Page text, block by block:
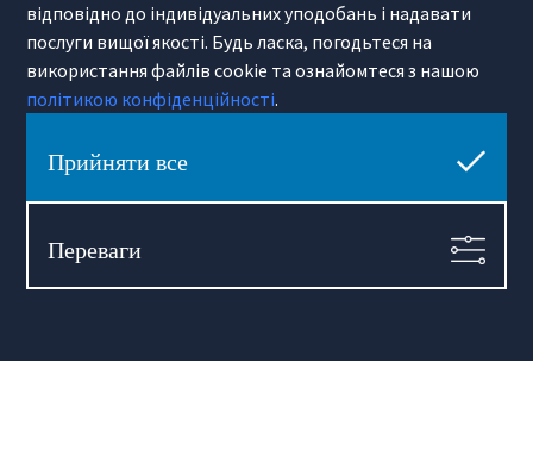
Hamilton May Wrocław
wroclaw@hamiltonmay.com
відповідно до індивідуальних уподобань і надавати
послуги вищої якості. Будь ласка, погодьтеся на
використання файлів cookie та ознайомтеся з нашою
політикою конфіденційності.
Прийняти все
Переваги